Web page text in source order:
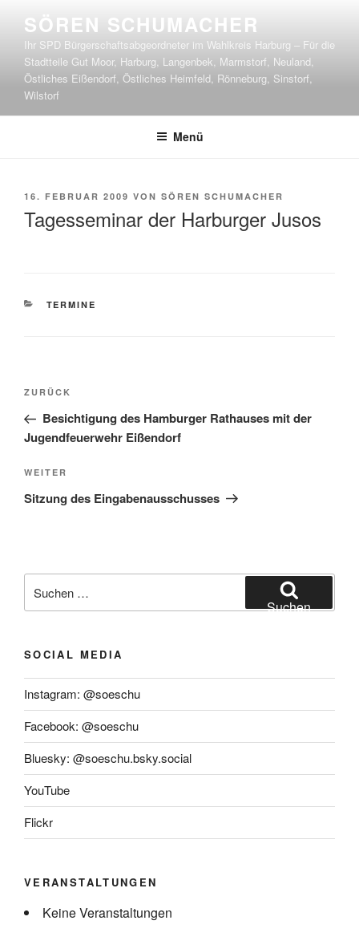
Inhalt
springen
SÖREN SCHUMACHER
Ihr SPD Bürgerschaftsabgeordneter im Wahlkreis Harburg – Für die
Stadtteile Gut Moor, Harburg, Langenbek, Marmstorf, Neuland,
Östliches Eißendorf, Östliches Heimfeld, Rönneburg, Sinstorf,
Wilstorf
Menü
VERÖFFENTLICHT
16. FEBRUAR 2009 VON SÖREN SCHUMACHER
Tagesseminar der Harburger Jusos
KATEGORIEN
TERMINE
Beitragsnavigation
Vorheriger
Beitrag
ZURÜCK
Besichtigung des Hamburger Rathauses mit der
Jugendfeuerwehr Eißendorf
Nächster
Beitrag
WEITER
Sitzung des Eingabenausschusses
nach:
Suchen
SOCIAL MEDIA
Instagram: @soeschu
Facebook: @soeschu
Bluesky: @soeschu.bsky.social
YouTube
Flickr
VERANSTALTUNGEN
Keine Veranstaltungen